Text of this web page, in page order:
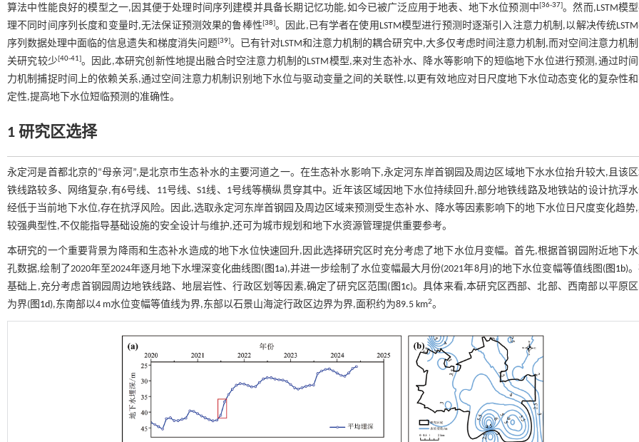
算法中性能良好的模型之一,因其便于处理时间序列建模并具备长期记忆功能,如今已被广泛应用于地表、地下水位预测中[36-37]。然而,LSTM模
理不同时间序列长度和变量时,无法保证预测效果的鲁棒性[38]。因此,已有学者在使用LSTM模型进行预测时逐渐引入注意力机制,以解决传统
序列数据处理中面临的信息遗失和梯度消失问题[39]。已有针对LSTM和注意力机制的耦合研究中,大多仅考虑时间注意力机制,而对空间注意力机
关研究较少[40-41]。因此,本研究创新性地提出融合时空注意力机制的LSTM模型,来对生态补水、降水等影响下的短临地下水位进行预测,通过时
力机制捕捉时间上的依赖关系,通过空间注意力机制识别地下水位与驱动变量之间的关联性,以更有效地应对日尺度地下水位动态变化的复杂性
定性,提高地下水位短临预测的准确性。
1 研究区选择
永定河是首都北京的“母亲河”,是北京市生态补水的主要河道之一。在生态补水影响下,永定河东岸首钢园及周边区域地下水水位抬升较大,且该
铁线路较多、网络复杂,有6号线、11号线、S1线、1号线等横纵贯穿其中。近年该区域因地下水位持续回升,部分地铁线路及地铁站的设计抗浮
经低于当前地下水位,存在抗浮风险。因此,选取永定河东岸首钢园及周边区域来预测受生态补水、降水等因素影响下的地下水位日尺度变化趋势
较强典型性,不仅能指导基础设施的安全设计与维护,还可为城市规划和地下水资源管理提供重要参考。
本研究的一个重要背景为降雨和生态补水造成的地下水位快速回升,因此选择研究区时充分考虑了地下水位月变幅。首先,根据首钢园附近地下水
孔数据,绘制了2020年至2024年逐月地下水埋深变化曲线图( 图1a),并进一步绘制了水位变幅最大月份(2021年8月)的地下水位变幅等值线图( 图1b)
基础上,充分考虑首钢园周边地铁线路、地层岩性、行政区划等因素,确定了研究区范围( 图1c)。具体来看,本研究区西部、北部、西南部以平原
为界( 图1d),东南部以4 m水位变幅等值线为界,东部以石景山海淀行政区边界为界,面积约为89.5 km2。